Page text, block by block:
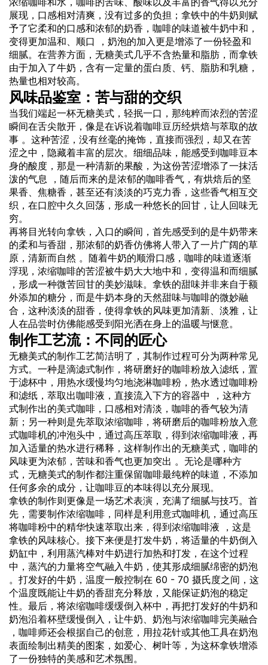
展现，口感相对清爽，没有过多的负担；拿铁中的牛奶则赋
予了它柔和的口感和浓郁的奶香，咖啡的味道被牛奶中和，
变得更加温和、顺口 ，奶泡的加入更是增添了一份轻盈和
细腻。在营养方面，无糖美式几乎不含热量和脂肪，而拿铁
由于加入了牛奶，含有一定量的蛋白质、钙、脂肪和乳糖，
热量也相对较高。
风味品鉴室：苦与甜的交织
当我们端起一杯无糖美式，轻抿一口，那纯粹而浓烈的苦涩
瞬间在舌尖散开，像是在诉说着咖啡豆历经烘焙与萃取的故
事 。这种苦涩，没有丝毫的掩饰，直接而强烈，却又在苦
涩之中，隐藏着丰富的层次。细细品味，能感受到咖啡豆本
身的酸度，那是一种清新的果酸，为这份苦涩增添了一抹活
泼的气息 ，随后而来的是浓郁的咖啡香气，有烘焙后的坚
果香、焦糖香，甚至还有淡淡的巧克力香，这些香气相互交
织，在口腔中久久回荡，形成一种悠长的回甘，让人回味无
穷。
再将目光转向拿铁，入口的瞬间，首先感受到的是牛奶带来
的柔和与香甜，那浓郁的奶香仿佛将人带入了一片广阔的草
原，清新而自然 。随着牛奶的顺滑口感，咖啡的味道逐渐
浮现，浓缩咖啡的苦涩被牛奶大大地中和，变得温和而细腻
，形成一种微苦回甘的美妙滋味。拿铁的甜味并非来自于额
外添加的糖分，而是牛奶本身的天然甜味与咖啡的微妙融
合，这种淡淡的甜香，使得拿铁的风味更加清新、淡雅，让
人在品尝时仿佛能感受到阳光洒在身上的温暖与惬意。
制作工艺流：不同的匠心
无糖美式的制作工艺简洁明了，其制作过程可分为两种常见
方式。一种是滴滤式制作，将研磨好的咖啡粉放入滤纸，置
于滤杯中，用热水缓慢均匀地浇淋咖啡粉，热水透过咖啡粉
和滤纸，萃取出咖啡液，直接流入下方的容器中 ，这种方
式制作出的美式咖啡，口感相对清淡，咖啡的香气较为清
新；另一种则是先萃取浓缩咖啡，将研磨后的咖啡粉放入意
式咖啡机的冲泡头中，通过高压萃取，得到浓缩咖啡液，再
加入适量的热水进行稀释，这样制作出的无糖美式，咖啡的
风味更为浓郁，苦味和香气也更加突出 。无论是哪种方
式，无糖美式的制作都注重保留咖啡最纯粹的味道，不添加
任何多余的成分，让咖啡豆的本味得以充分展现。
拿铁的制作则更像是一场艺术表演，充满了细腻与技巧。首
先，需要制作浓缩咖啡，同样是利用意式咖啡机，通过高压
将咖啡粉中的精华快速萃取出来，得到浓缩咖啡液 ，这是
拿铁的风味核心。接下来便是打发牛奶，将适量的牛奶倒入
奶缸中，利用蒸汽棒对牛奶进行加热和打发，在这个过程
中，蒸汽的力量将空气融入牛奶，使其形成细腻绵密的奶泡
。打发好的牛奶，温度一般控制在 60 - 70 摄氏度之间，这
个温度既能让牛奶的香甜充分释放，又能保证奶泡的稳定
性。最后，将浓缩咖啡缓缓倒入杯中，再把打发好的牛奶和
奶泡沿着杯壁缓慢倒入，让牛奶、奶泡与浓缩咖啡完美融合
，咖啡师还会根据自己的创意，用拉花针或其他工具在奶泡
表面绘制出精美的图案，如爱心、树叶等，为这杯拿铁增添
了一份独特的美感和艺术氛围。